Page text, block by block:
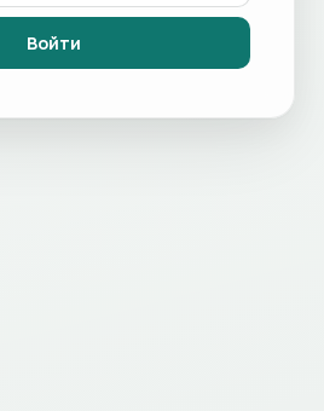
Войти